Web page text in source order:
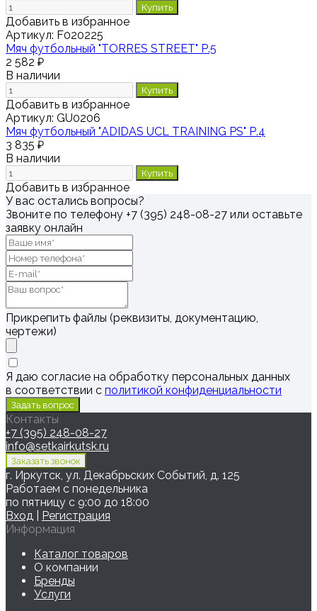
Купить
Добавить в избранное
Артикул: F020225
Мяч футбольный "TORRES STREET" Р.5
2 582 ₽
В наличии
Купить
Добавить в избранное
Артикул: GU0206
Мяч футбольный "ADIDAS UCL TRAINING PS" Р.4
3 835 ₽
В наличии
Купить
Добавить в избранное
У вас остались вопросы?
Звоните по телефону +7 (395) 248-08-27 или оставьте
заявку онлайн
Прикрепить файлы (реквизиты, документацию,
чертежи)
Я даю согласие на обработку персональных данных
в соответствии с политикой конфиденциальности
Контакты
+7 (395) 248-08-27
info@setkairkutsk.ru
г. Иркутск, ул. Декабрьских Событий, д. 125
Работаем с понедельника
по пятницу с 9:00 до 18:00
Вход
Регистрация
Информация
Каталог товаров
О компании
Бренды
Услуги